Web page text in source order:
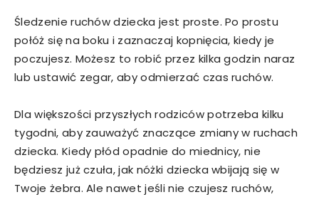
Śledzenie ruchów dziecka jest proste. Po prostu
połóż się na boku i zaznaczaj kopnięcia, kiedy je
poczujesz. Możesz to robić przez kilka godzin naraz
lub ustawić zegar, aby odmierzać czas ruchów.
Dla większości przyszłych rodziców potrzeba kilku
tygodni, aby zauważyć znaczące zmiany w ruchach
dziecka. Kiedy płód opadnie do miednicy, nie
będziesz już czuła, jak nóżki dziecka wbijają się w
Twoje żebra. Ale nawet jeśli nie czujesz ruchów,